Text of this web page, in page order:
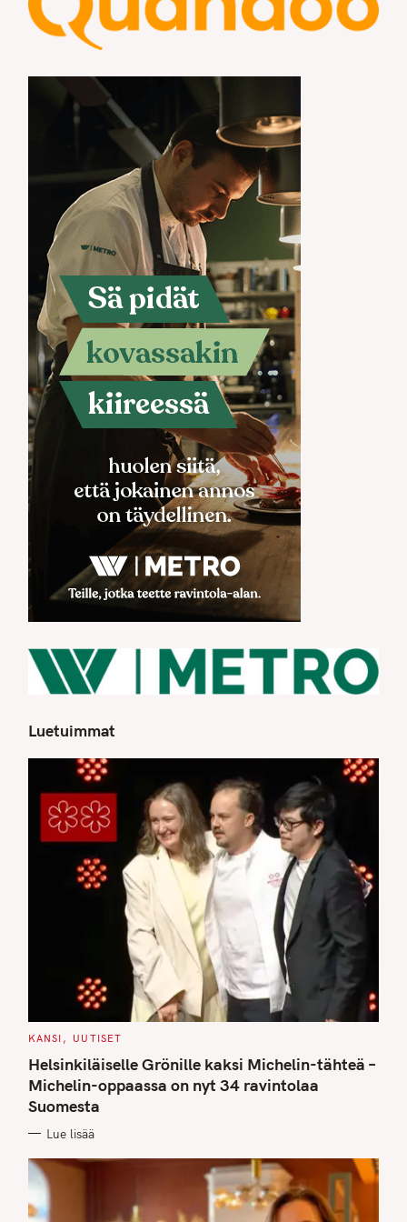
Luetuimmat
C
T
E
G
O
R
I
S
KANSI UUTISET
Helsinkiläiselle Grönille kaksi Michelin-tähteä –
Michelin-oppaassa on nyt 34 ravintolaa
Suomesta
Lue lisää